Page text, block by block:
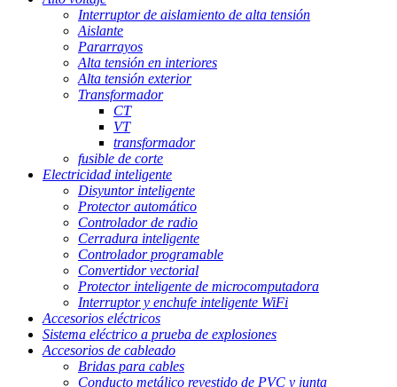
Interruptor de aislamiento de alta tensión
Aislante
Pararrayos
Alta tensión en interiores
Alta tensión exterior
Transformador
CT
VT
transformador
fusible de corte
Electricidad inteligente
Disyuntor inteligente
Protector automático
Controlador de radio
Cerradura inteligente
Controlador programable
Convertidor vectorial
Protector inteligente de microcomputadora
Interruptor y enchufe inteligente WiFi
Accesorios eléctricos
Sistema eléctrico a prueba de explosiones
Accesorios de cableado
Bridas para cables
Conducto metálico revestido de PVC y junta